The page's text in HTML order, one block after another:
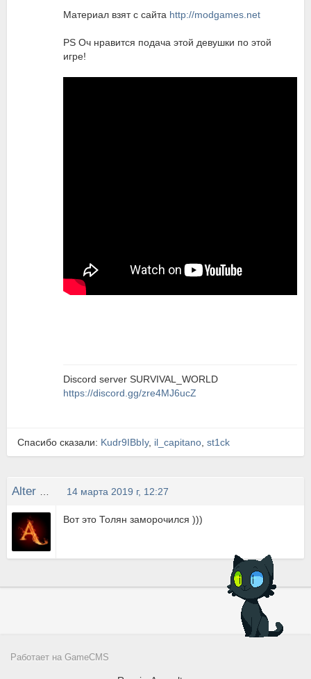
Материал взят с сайта http://modgames.net
PS Оч нравится подача этой девушки по этой
игре!
Discord server SURVIVAL_WORLD
https://discord.gg/zre4MJ6ucZ
Спасибо сказали: Kudr9IBbIy, il_capitano st1ck
14 марта 2019 г, 12:27
Вот это Толян заморочился )))
Работает на GameCMS